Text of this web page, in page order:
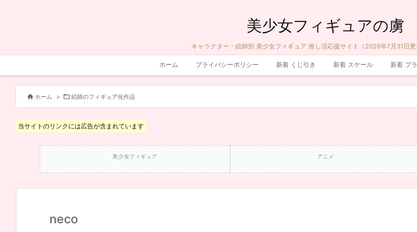
美少女フィギュアの虜
キャラクター・絵師別 美少女フィギュア 推し活応援サイト（2026年7月31日更
ホーム プライバシーポリシー 新着 くじ引き 新着 スケール 新着 プ
 ホーム >  絵師のフィギュア化作品
当サイトのリンクには広告が含まれています
美少女フィギュア アニメ
neco